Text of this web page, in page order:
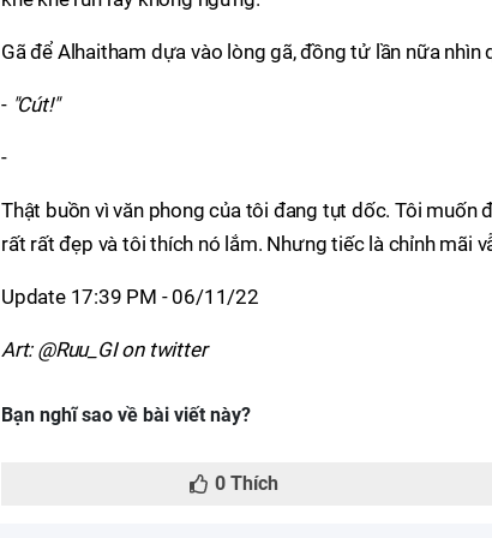
Gã để Alhaitham dựa vào lòng gã, đồng tử lần nữa
- "Cút!"
-
Thật buồn vì văn phong của tôi đang tụt dốc. Tôi muốn
rất rất đẹp và tôi thích nó lắm. Nhưng tiếc là chỉnh mãi
Update 17:39 PM - 06/11/22
Art: @Ruu_GI on twitter
Bạn nghĩ sao về bài viết này?
0Thích